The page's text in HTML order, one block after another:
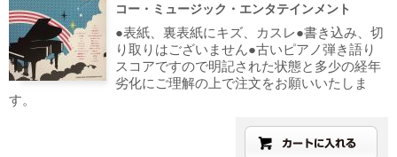
コー・ミュージック・エンタテインメント
●表紙、裏表紙にキズ、カスレ●書き込み、切
り取りはございません●古いピアノ弾き語り
スコアですので明記された状態と多少の経年
劣化にご理解の上で注文をお願いいたしま
す。